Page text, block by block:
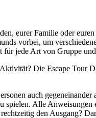
eurer Familie oder
vorbei, um
jede Art von Gruppe
Die Escape Tour
auch
Alle
den Ausgang?